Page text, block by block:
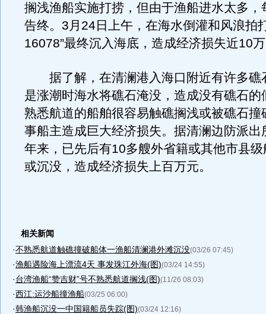
搁浅渔船实施打捞，但由于渔船进水太多，
告终。3月24日上午，在海水倒灌和风浪拍
16078”最终沉入海底，造成经济损失近10
据了解，在清澜港入海口附近有许多礁
是涨潮时海水将礁石淹没，造成没有礁石的
熟悉航道的船舶很容易触礁搁浅或被礁石撞
事船主造成巨大经济损失。据清澜边防派出
年来，已先后有10多艘外省籍或其他市县
或沉没，造成经济损失上百万元。
相关新闻
·不熟悉航道触礁撞破船体一渔船清澜港外滩沉没(03/26 07:45)
·渔船遇险海上漂流4天 事发珠江外海(图)(03/24 14:55)
·台湾渔船“赞吉财”号不熟悉航道搁浅(图)(11/26 08:03)
·西江:运沙船撞渔船(03/25 06:00)
·韩渔船沉没一中国籍船员失踪(图)(03/24 12:16)